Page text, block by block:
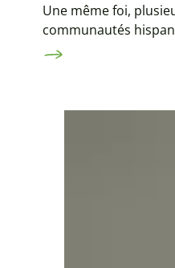
Une même foi,
communautés